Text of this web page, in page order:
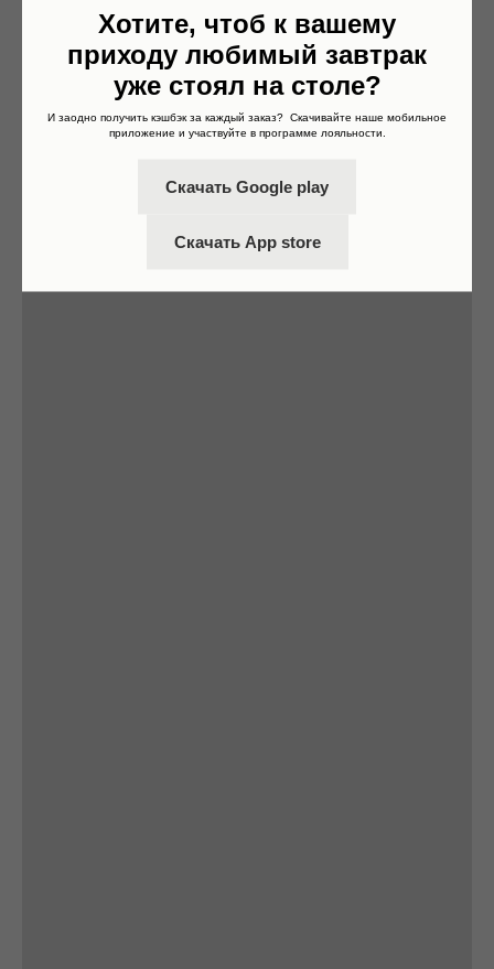
Хотите, чтоб к вашему
приходу любимый завтрак
уже стоял на столе?
И заодно получить кэшбэк за каждый заказ? Скачивайте наше мобильное
приложение и участвуйте в программе лояльности.
Скачать Google play
Скачать App store